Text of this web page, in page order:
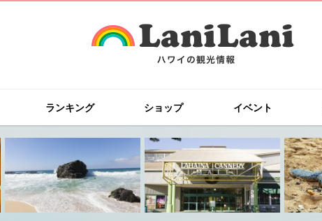
ランキング ショップ イベント